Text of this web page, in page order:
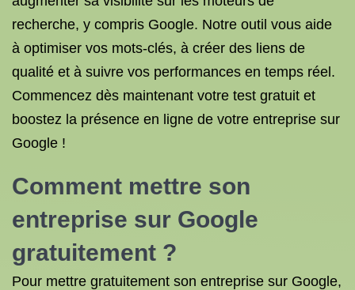
recherche, y compris Google. Notre outil vous aide
à optimiser vos mots-clés, à créer des liens de
qualité et à suivre vos performances en temps réel.
Commencez dès maintenant votre test gratuit et
boostez la présence en ligne de votre entreprise sur
Google !
Comment mettre son
entreprise sur Google
gratuitement ?
Pour mettre gratuitement son entreprise sur Google,